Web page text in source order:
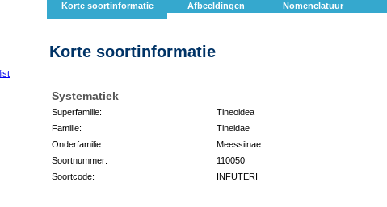
Korte soortinformatie Afbeeldingen Nomenclatuur
Korte soortinformatie
Systematiek
Superfamilie:
Tineoidea
Familie:
Tineidae
Onderfamilie:
Meessiinae
Soortnummer:
110050
Soortcode:
INFUTERI